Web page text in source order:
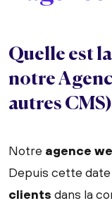
Quelle est
notre
autres
Notre agence
Depuis cette
clients dans la